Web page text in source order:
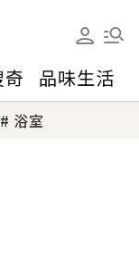
品味生活
浴室